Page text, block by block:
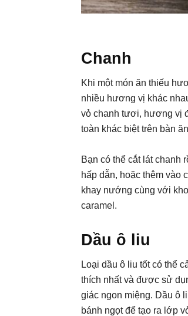
Chanh
Khi một món ăn thiếu
nhiều hương vị khác
vỏ chanh tươi, hương vị
toàn khác biệt trên bàn
Bạn có thể cắt lát chanh
hấp dẫn, hoặc thêm vào
khay nướng cùng với
caramel.
Dầu ô liu
Loại dầu ô liu tốt có thể
thích nhất và được sử
giác ngon miệng. Dầu ô
bánh ngọt để tạo ra lớp